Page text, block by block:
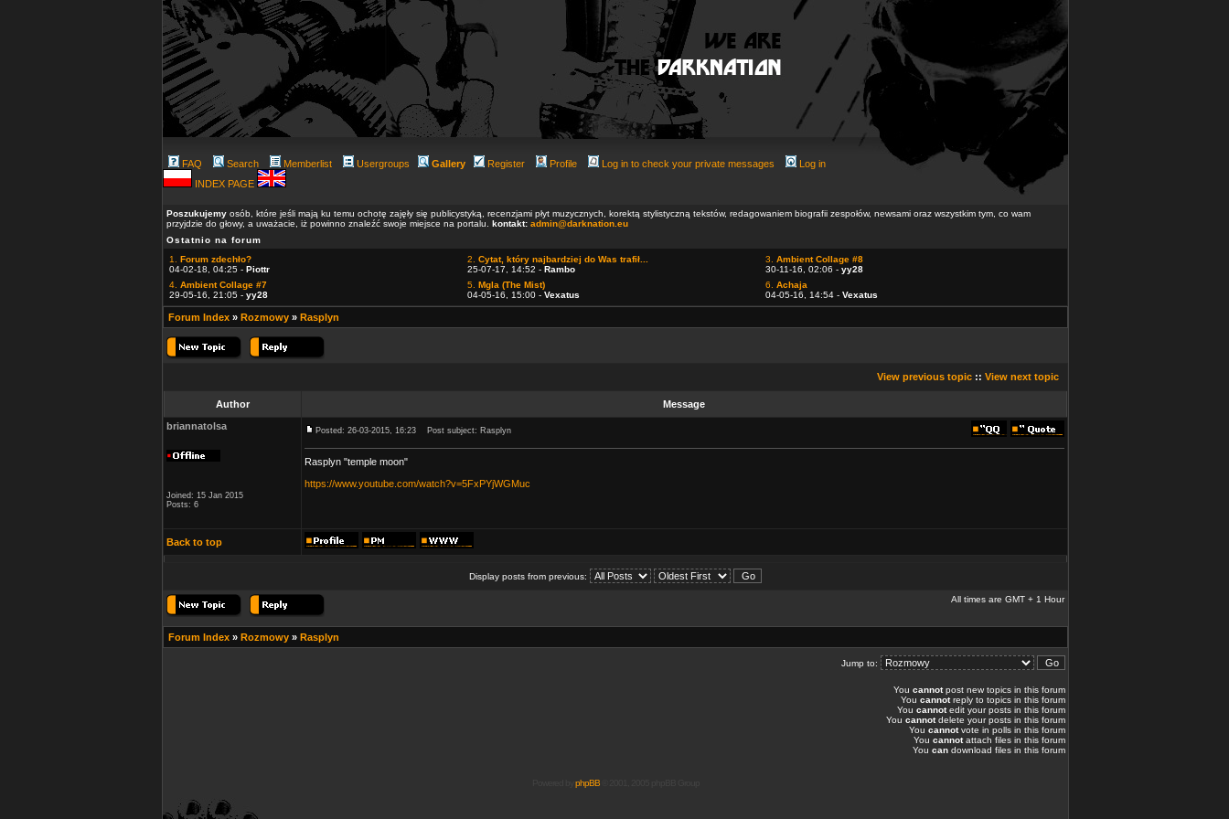
FAQ Search Memberlist Usergroups Gallery Register Profile Log in to check your private messages
Log in
INDEX PAGE
Poszukujemy osób, które jeśli mają ku temu ochotę zajęły się publicystyką, recenzjami płyt muzycznych, korektą stylistyczną tekstów, redagowaniem biografii zespołów, newsami oraz wszystkim tym, co wam
przyjdzie do głowy, a uważacie, iż powinno znaleźć swoje miejsce na portalu. kontakt: admin@darknation.eu
Ostatnio na forum
1. Forum zdechło?
04-02-18, 04:25 - Piottr
2. Cytat, który najbardziej do Was trafił...
25-07-17, 14:52 - Rambo
3. Ambient Collage #8
30-11-16, 02:06 - yy28
4. Ambient Collage #7
29-05-16, 21:05 - yy28
5. Mgla (The Mist)
04-05-16, 15:00 - Vexatus
6. Achaja
04-05-16, 14:54 - Vexatus
Forum Index » Rozmowy » Rasplyn
View previous topic :: View next topic
Author
Message
briannatolsa
Joined: 15 Jan 2015
Posts: 6
Posted: 26-03-2015, 16:23 Post subject: Rasplyn
Rasplyn "temple moon"
https://www.youtube.com/watch?v=5FxPYjWGMuc
Back to top
Display posts from previous:
All times are GMT + 1 Hour
Forum Index » Rozmowy » Rasplyn
Jump to:
You cannotpost new topics in this forum
You cannotreply to topics in this forum
You cannotedit your posts in this forum
You cannotdelete your posts in this forum
You cannotvote in polls in this forum
You cannotattach files in this forum
You can download files in this forum
phpBB© 2001, 2005 phpBB Group